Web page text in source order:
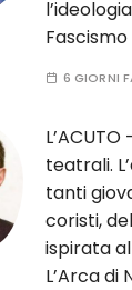
Fascismo
6 GIORNI
teatrali.
tanti
coristi,
ispirata
L’Arca di